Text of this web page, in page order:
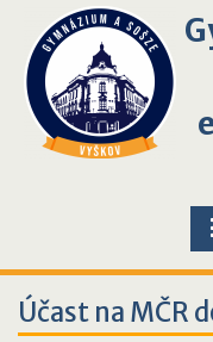
Účast na MČR